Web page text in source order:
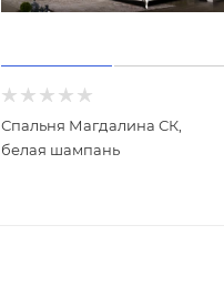
Спальня Магдалина СК,
белая шампань